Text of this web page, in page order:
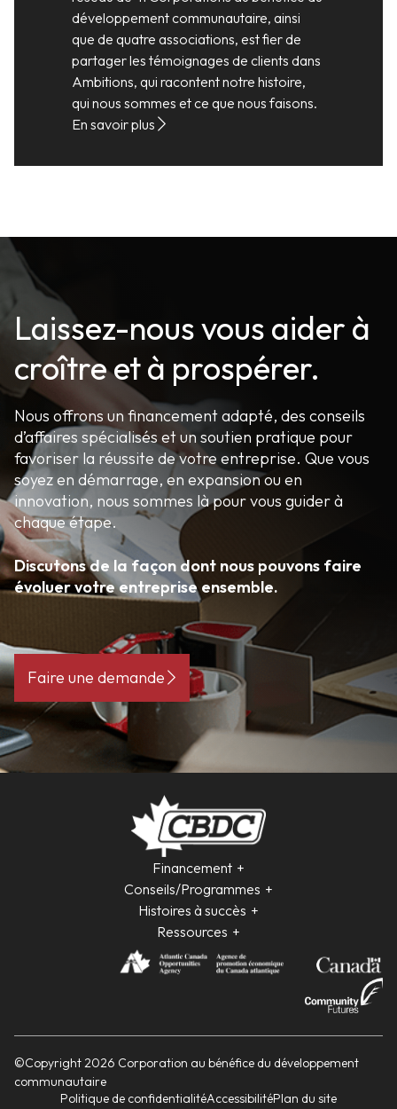
développement communautaire, ainsi
que de quatre associations, est fier de
partager les témoignages de clients dans
Ambitions, qui racontent notre histoire,
qui nous sommes et ce que nous faisons.
En savoir plus
Laissez-nous vous aider à
croître et à prospérer.
Nous offrons un financement adapté, des conseils
d’affaires spécialisés et un soutien pratique pour
favoriser la réussite de votre entreprise. Que vous
soyez en démarrage, en expansion ou en
innovation, nous sommes là pour vous guider à
chaque étape.
Discutons de la façon dont nous pouvons faire
évoluer votre entreprise ensemble.
Faire une demande
Financement
Conseils/Programmes
Histoires à succès
Ressources
©Copyright 2026 Corporation au bénéfice du développement
communautaire
Politique de confidentialitéAccessibilitéPlan du site